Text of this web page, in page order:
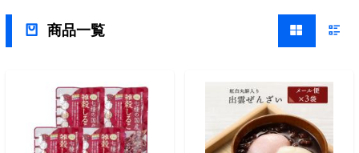
商品一覧